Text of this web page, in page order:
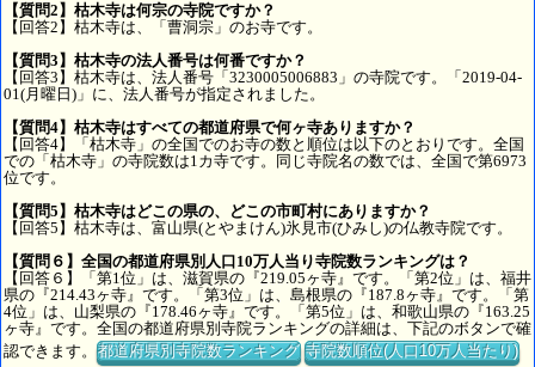
【質問2】枯木寺は何宗の寺院ですか？
【回答2】枯木寺は、「曹洞宗」のお寺です。
【質問3】枯木寺の法人番号は何番ですか？
【回答3】枯木寺は、法人番号「3230005006883」の寺院です。「2019-04-
01(月曜日)」に、法人番号が指定されました。
【質問4】枯木寺はすべての都道府県で何ヶ寺ありますか？
【回答4】「枯木寺」の全国でのお寺の数と順位は以下のとおりです。全国
での「枯木寺」の寺院数は1カ寺です。同じ寺院名の数では、全国で第6973
位です。
【質問5】枯木寺はどこの県の、どこの市町村にありますか？
【回答5】枯木寺は、富山県(とやまけん)氷見市(ひみし)の仏教寺院です。
【質問６】全国の都道府県別人口10万人当り寺院数ランキングは？
【回答６】「第1位」は、滋賀県の『219.05ヶ寺』です。「第2位」は、福井
県の『214.43ヶ寺』です。「第3位」は、島根県の『187.8ヶ寺』です。「第
4位」は、山梨県の『178.46ヶ寺』です。「第5位」は、和歌山県の『163.25
ヶ寺』です。全国の都道府県別寺院ランキングの詳細は、下記のボタンで確
認できます。都道府県別寺院数ランキング 寺院数順位(人口10万人当たり)